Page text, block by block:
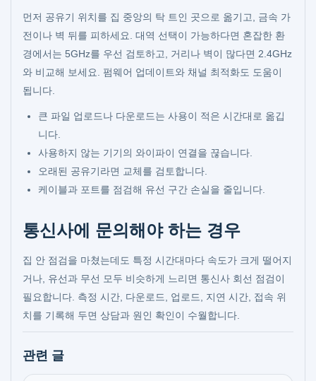
먼저 공유기 위치를 집 중앙의 탁 트인 곳으로 옮기고, 금속 가
전이나 벽 뒤를 피하세요. 대역 선택이 가능하다면 혼잡한 환
경에서는 5GHz를 우선 검토하고, 거리나 벽이 많다면 2.4GHz
와 비교해 보세요. 펌웨어 업데이트와 채널 최적화도 도움이
됩니다.
큰 파일 업로드나 다운로드는 사용이 적은 시간대로 옮깁
니다.
사용하지 않는 기기의 와이파이 연결을 끊습니다.
오래된 공유기라면 교체를 검토합니다.
케이블과 포트를 점검해 유선 구간 손실을 줄입니다.
통신사에 문의해야 하는 경우
집 안 점검을 마쳤는데도 특정 시간대마다 속도가 크게 떨어지
거나, 유선과 무선 모두 비슷하게 느리면 통신사 회선 점검이
필요합니다. 측정 시간, 다운로드, 업로드, 지연 시간, 접속 위
치를 기록해 두면 상담과 원인 확인이 수월합니다.
관련 글